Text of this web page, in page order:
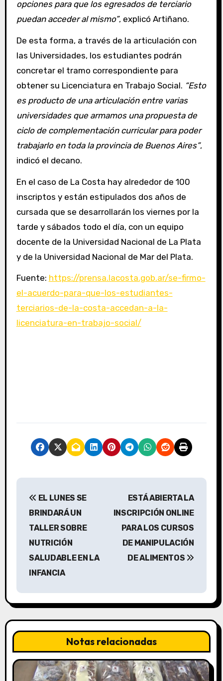
opciones para que los egresados de terciario
puedan acceder al mismo”, explicó Artiñano.
De esta forma, a través de la articulación con
las Universidades, los estudiantes podrán
concretar el tramo correspondiente para
obtener su Licenciatura en Trabajo Social. “Esto
es producto de una articulación entre varias
universidades que armamos una propuesta de
ciclo de complementación curricular para poder
trabajarlo en toda la provincia de Buenos Aires”,
indicó el decano.
En el caso de La Costa hay alrededor de 100
inscriptos y están estipulados dos años de
cursada que se desarrollarán los viernes por la
tarde y sábados todo el día, con un equipo
docente de la Universidad Nacional de La Plata
y de la Universidad Nacional de Mar del Plata.
Fuente: https://prensa.lacosta.gob.ar/se-firmo-
el-acuerdo-para-que-los-estudiantes-
terciarios-de-la-costa-accedan-a-la-
licenciatura-en-trabajo-social/
N
a
c
i
ó
EL LUNES SE
BRINDARÁ UN
TALLER SOBRE
NUTRICIÓN
SALUDABLE EN LA
INFANCIA
ESTÁ ABIERTA LA
INSCRIPCIÓN ONLINE
PARA LOS CURSOS
DE MANIPULACIÓN
DE ALIMENTOS
Notas relacionadas